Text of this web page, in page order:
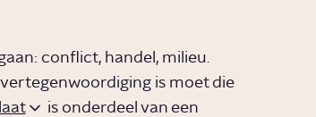
conflict, handel, milieu.
is moet die
is onderdeel van een